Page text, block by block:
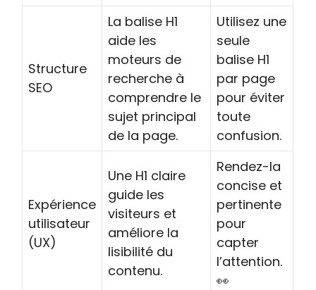
Structure
SEO
La balise H1
aide les
moteurs de
recherche à
comprendre le
sujet principal
de la page.
Utilisez une
seule
balise H1
par page
pour éviter
toute
confusion.
Expérience
utilisateur
(UX)
Une H1 claire
guide les
visiteurs et
améliore la
lisibilité du
contenu.
Rendez-la
concise et
pertinente
pour
capter
l’attention.
👀